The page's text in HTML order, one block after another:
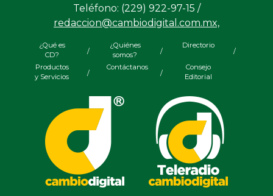
Teléfono: (229) 922-97-15 /
redaccion@cambiodigital.com.mx,
¿Qué es
CD?
/
¿Quiénes
somos?
/
Directorio
/
Productos
y Servicios
/
Contáctanos
/
Consejo
Editorial